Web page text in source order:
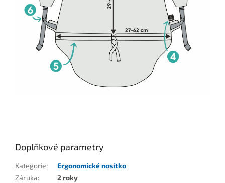
Doplňkové parametry
Kategorie:
Ergonomické nosítko
Záruka:
2 roky